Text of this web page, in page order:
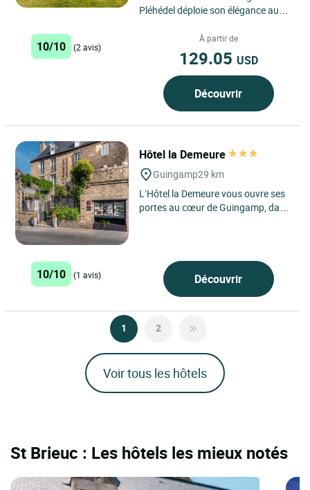
Pléhédel déploie son élégance au
Bretagne, dans un...
10/10 (2 avis)
À partir de
129.05 USD
Découvrir
Hôtel la Demeure
Guingamp29 km
L’Hôtel la Demeure vous ouvre ses
portes au cœur de Guingamp, dans
10/10 (1 avis) Découvrir
1 2
Voir tous les hôtels
St Brieuc : Les hôtels les mieux notés